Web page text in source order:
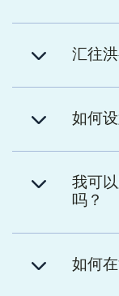
汇往
如何
我可
吗？
如何